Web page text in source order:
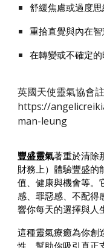
舒緩焦慮或過度思
重拾直覺與內在智
在轉變或不確定
英國天使靈氣協會
https://
man-leung
豐盛靈氣著重於清除
財務上）體驗豐盛的
值、健康與機會等。
感、罪惡感、不配得
響你每天的選擇與人
這種靈氣療癒為你創